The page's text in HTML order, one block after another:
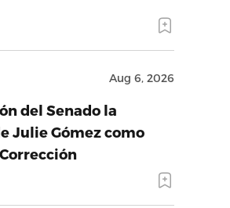
Aug 6, 2026
del Senado la
Julie Gómez como